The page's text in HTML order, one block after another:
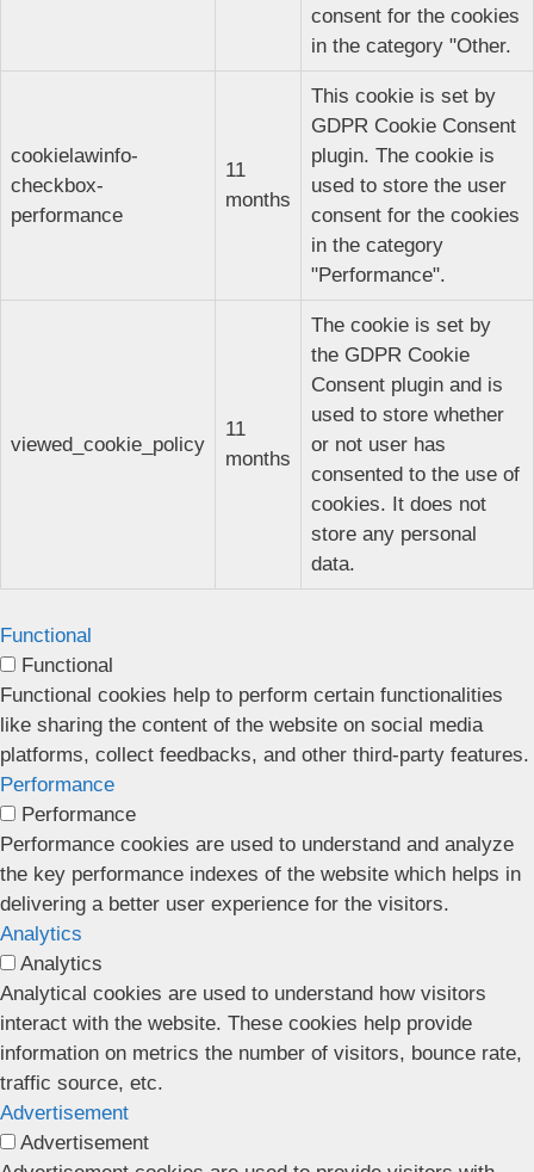
consent for the cookies
in the category "Other.
cookielawinfo-
checkbox-
performance
11
months
This cookie is set by
GDPR Cookie Consent
plugin. The cookie is
used to store the user
consent for the cookies
in the category
"Performance".
viewed_cookie_policy
11
months
The cookie is set by
the GDPR Cookie
Consent plugin and is
used to store whether
or not user has
consented to the use of
cookies. It does not
store any personal
data.
Functional
Functional
Functional cookies help to perform certain functionalities
like sharing the content of the website on social media
platforms, collect feedbacks, and other third-party features.
Performance
Performance
Performance cookies are used to understand and analyze
the key performance indexes of the website which helps in
delivering a better user experience for the visitors.
Analytics
Analytics
Analytical cookies are used to understand how visitors
interact with the website. These cookies help provide
information on metrics the number of visitors, bounce rate,
traffic source, etc.
Advertisement
Advertisement